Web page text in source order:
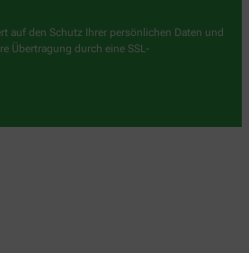
auf den Schutz Ihrer persönlichen Daten und
Übertragung durch eine SSL-